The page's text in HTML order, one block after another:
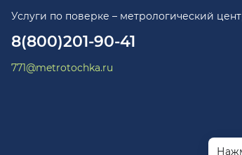
Услуги по поверке – метрологический
8(800)201-90-41
771@metrotochka.ru